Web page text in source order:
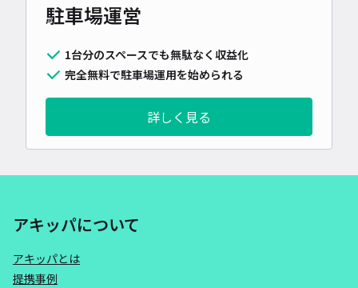
駐車場運営
1台分のスペースでも無駄なく収益化
完全無料で駐車場運用を始められる
詳しく見る
アキッパについて
アキッパとは
提携事例